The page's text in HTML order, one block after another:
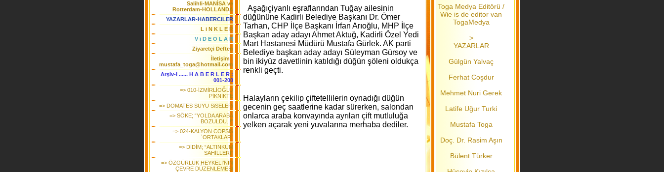
Salihli-MANİSA ve
Rotterdam-HOLLANDA
YAZARLAR-HABERCiLER
L i N K L E R
V i D E O L A R
Ziyaretçi Defteri
İletişim :
mustafa_toga@hotmail.com
Arşiv-I ...... H A B E R L E R :
001-200
=> 010-İZMİRLİOĞLU
PİKNİKTE
=> DOMATES SUYU SiSELERi
=> SÖKE; “YOLDA ARABA
BOZULDU..!”
=> 024-KALYON COPSiS
`ORTAKLAR`
=> DİDİM; “ALTINKUM
SAHİLLERİ”
=> ÖZGÜRLÜK HEYKELİ’NİN
ÇEVRE DÜZENLEMESİ
Aşağıçiyanlı eşraflarından Tuğay ailesinin
düğününe Kadirli Belediye Başkanı Dr. Ömer
Tarhan, CHP İlçe Başkanı İrfan Arıoğlu, MHP İlçe
Başkan aday adayı Ahmet Aktuğ, Kadirli Özel Yedi
Mart Hastanesi Müdürü Mustafa Gürlek. AK parti
Belediye başkan aday adayı Süleyman Gürsoy ve
bin ikiyüz davetlinin katıldığı düğün şöleni oldukça
renkli geçti.
Halayların çekilip çiftetellilerin oynadığı düğün
gecenin geç saatlerine kadar sürerken, salondan
onlarca araba konvayında ayrılan çift mutluluğa
yelken açarak yeni yuvalarına merhaba dediler.
Toga Medya Editörü /
Wie is de editor van
TogaMedya
>
YAZARLAR
Gülgün Yalvaç
Ferhat Coşdur
Mehmet Nuri Gerek
Latife Uğur Turki
Mustafa Toga
Doç. Dr. Rasim Aşın
Bülent Türker